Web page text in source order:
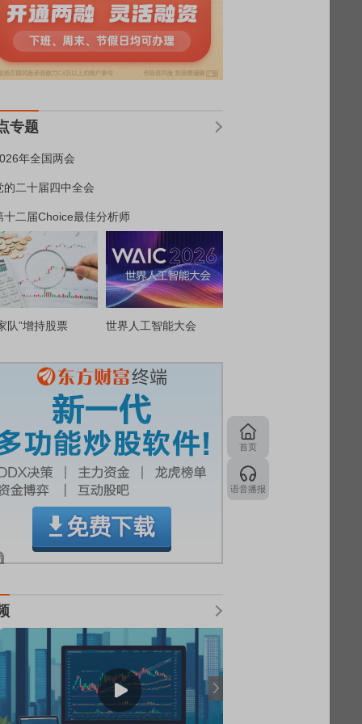
专题
年全国两会
的二十届四中全会
十二届Choice最佳分析师
队”增持股票 世界人工智能大会
首页
语音播报